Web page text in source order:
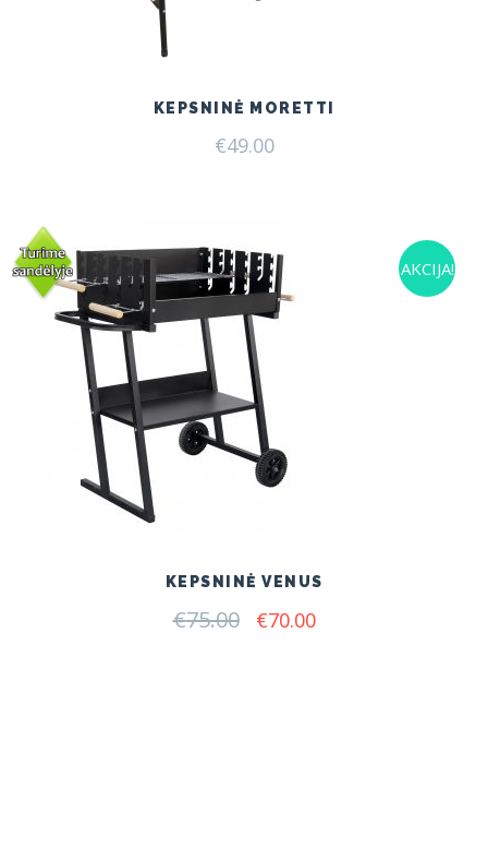
KEPSNINĖ MORETTI
€49.00
AKCIJA!
KEPSNINĖ VENUS
€75.00 Original
€70.00Current